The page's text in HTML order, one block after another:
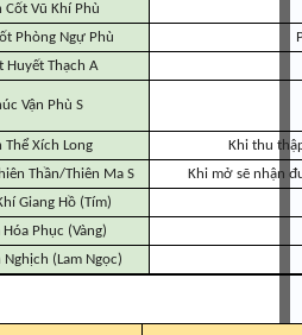
Cốt Vũ Khí Phù
Phòng Ngự Phù
Huyết Thạch A
Vận Phù S
Thể Xích Long
Khi thu
Thần/Thiên Ma S
Khi mở sẽ nhận
Giang Hồ (Tím)
Hóa Phục (Vàng)
Nghịch (Lam Ngọc)